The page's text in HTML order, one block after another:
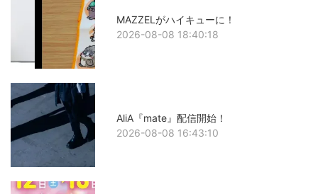
MAZZELがハイキューに！
2026-08-08 18:40:18
AliA『mate』配信開始！
2026-08-08 16:43:10